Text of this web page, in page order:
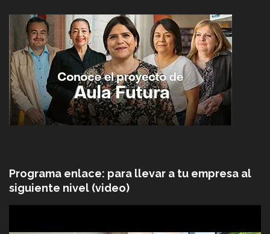
Programa enlace: para llevar a tu empresa al
siguiente nivel (video)